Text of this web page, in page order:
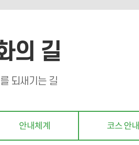
의 길
되새기는 길
안내체계 코스 안내